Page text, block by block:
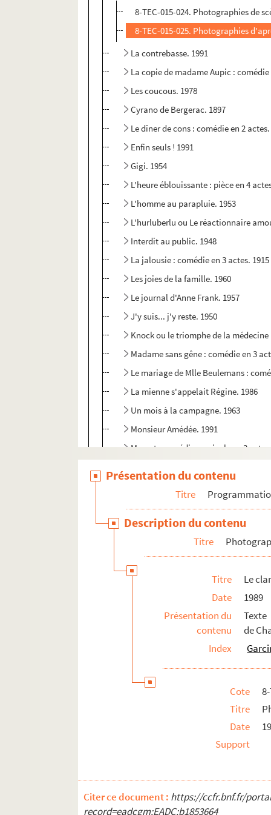
8-TEC-015-024. Photographies de
8-TEC-015-025. Photographies
La contrebasse. 1991
La copie de madame Aupic : comédie
Les coucous. 1978
Cyrano de Bergerac. 1897
Le dîner de cons : comédie en 2
Enfin seuls ! 1991
Gigi. 1954
L'heure éblouissante : pièce en 4
L'homme au parapluie. 1953
L'hurluberlu ou Le réactionnaire
Interdit au public. 1948
La jalousie : comédie en 3 actes. 1915
Les joies de la famille. 1960
Le journal d'Anne Frank. 1957
J'y suis... j'y reste. 1950
Knock ou le triomphe de la médecine
Madame sans gêne : comédie en 3
Le mariage de Mlle Beulemans :
La mienne s'appelait Régine. 1986
Un mois à la campagne. 1963
Monsieur Amédée. 1991
Mozart : comédie musicale en 3
Piège pour un homme seul. 1960
Les portes claquent : comédie en 3
Potins d'enfer. 1996
La reine morte : pièce en 3 actes. 1942
La répétition ou l'amour impuni. 1950
Le retour en Touraine. 1993
Sans rancune. 1992
Volpone : comédie en 5 actes. 1928
Vos gueules les mouettes. 1971
Pièce non identifiée. 5
Présentation du contenu
Titre
Description du contenu
Titre
Titre
Le
Date
1989
Présentation du
contenu
Texte
de
Index
Cote
Titre
Date
Support
Citer ce document : https://ccfr.bnf.fr/
record=eadcgm:EADC:b1853664